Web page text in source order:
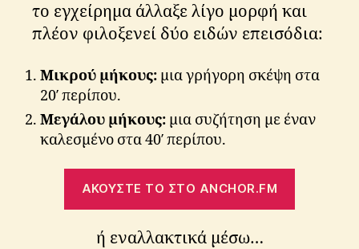
το εγχείρημα άλλαξε λίγο μορφή και
πλέον φιλοξενεί δύο ειδών επεισόδια:
Μικρού μήκους: μια γρήγορη σκέψη στα
20′ περίπου.
Μεγάλου μήκους: μια συζήτηση με έναν
καλεσμένο στα 40′ περίπου.
ΑΚΟΥΣΤΕ ΤΟ ΣΤΟ ANCHOR.FM
ή εναλλακτικά μέσω…